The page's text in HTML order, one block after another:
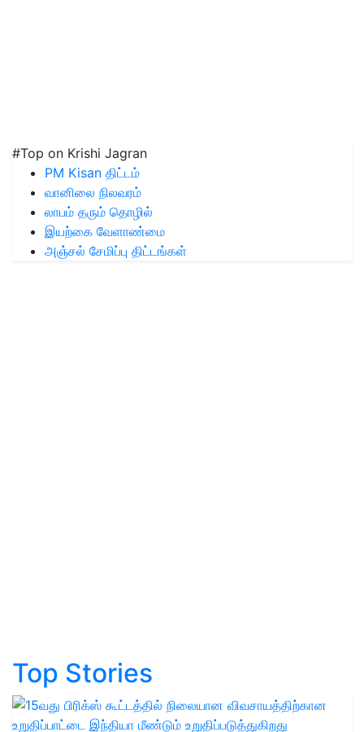
#Top on Krishi Jagran
PM Kisan திட்டம்
வானிலை நிலவரம்
லாபம் தரும் தொழில்
இயற்கை வேளாண்மை
அஞ்சல் சேமிப்பு திட்டங்கள்
Top Stories